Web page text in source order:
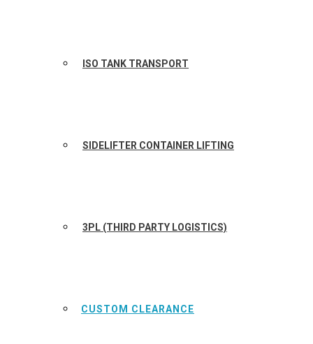
ISO TANK TRANSPORT
SIDELIFTER CONTAINER LIFTING
3PL (THIRD PARTY LOGISTICS)
CUSTOM CLEARANCE